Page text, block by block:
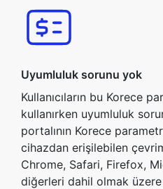
Uyumluluk sorunu yok
Kullanıcıların bu Korece
kullanırken uyumluluk
portalının Korece
cihazdan erişilebilen
Chrome, Safari, Firefox,
diğerleri dahil olmak